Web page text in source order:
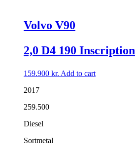
Volvo V90
2,0 D4 190 Inscription
159.900 kr. Add to cart
2017
259.500
Diesel
Sortmetal